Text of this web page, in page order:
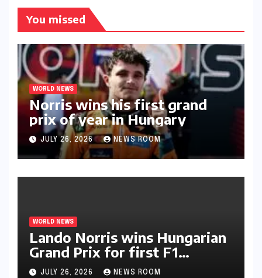
You missed
WORLD NEWS
Norris wins his first grand
prix of year in Hungary​​
JULY 26, 2026 NEWS ROOM
WORLD NEWS
Lando Norris wins Hungarian
Grand Prix for first F1
triumph in 2026​​
JULY 26, 2026 NEWS ROOM